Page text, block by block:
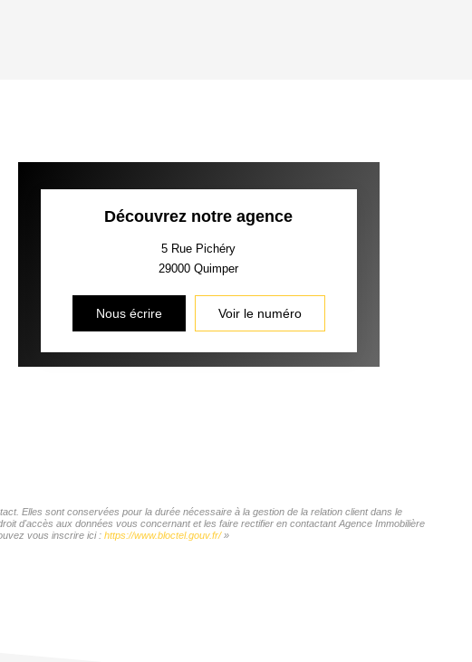
Découvrez notre agence
5 Rue Pichéry
29000Quimper
Nous écrire Voir le numéro
Elles sont conservées pour la durée nécessaire à la gestion de la relation client dans le
d'accès aux données vous concernant et les faire rectifier en contactant Agence Immobilière
vous inscrire ici : https://www.bloctel.gouv.fr/»